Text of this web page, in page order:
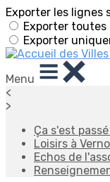
Exporter les lignes
Exporter toutes
Exporter
Menu
<
>
Ça s'est
Loisirs à
Echos de